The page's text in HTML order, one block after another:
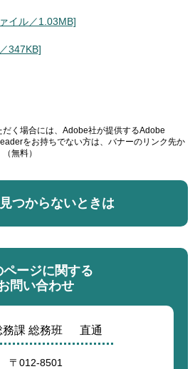
イル／1.03MB]
347KB]
く場合には、Adobe社が提供するAdobe
をお持ちでない方は、バナーのリンク先か
無料）
見つからないときは
ページに関する
問い合わせ
課 総務班 直通
〒012-8501